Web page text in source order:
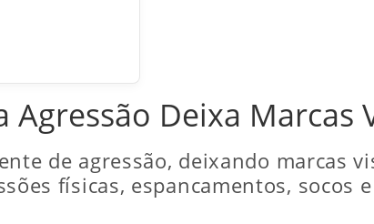
Deixa Marcas
de agressão, deixando marcas
físicas, espancamentos, socos